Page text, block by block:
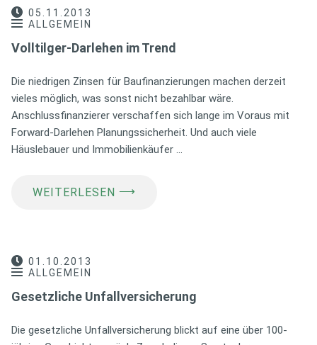
05.11.2013
ALLGEMEIN
Volltilger-Darlehen im Trend
Die niedrigen Zinsen für Baufinanzierungen machen derzeit
vieles möglich, was sonst nicht bezahlbar wäre.
Anschlussfinanzierer verschaffen sich lange im Voraus mit
Forward-Darlehen Planungssicherheit. Und auch viele
Häuslebauer und Immobilienkäufer …
WEITERLESEN ⟶
01.10.2013
ALLGEMEIN
Gesetzliche Unfallversicherung
Die gesetzliche Unfallversicherung blickt auf eine über 100-